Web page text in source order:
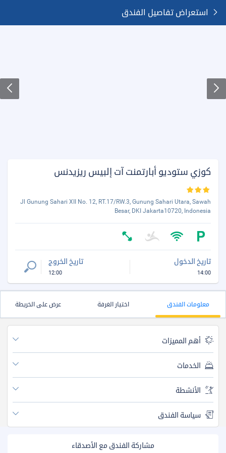
استعراض تفاصيل الفندق
كوزي ستوديو أبارتمنت آت إلبيس ريزيدنس
Jl Gunung Sahari XII No. 12, RT.17/RW.3, Gunung Sahari Utara, Sawah
Besar, DKI Jakarta10720, Indonesia
تاريخ الدخول
14:00
تاريخ الخروج
12:00
معلومات الفندق اختيار الغرفة عرض على الخريطة
أهم المميزات
الخدمات
الأنشطة
سياسة الفندق
مشاركة الفندق مع الأصدقاء